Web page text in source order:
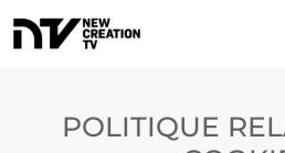
POLITIQUE